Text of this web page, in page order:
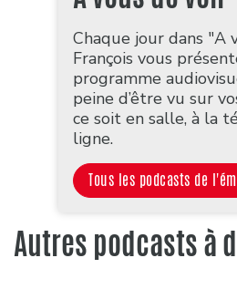
Chaque jour dans "A
François vous
programme
peine d’être vu sur
ce soit en salle, à la
ligne.
Tous les podcasts de
Autres podcasts à